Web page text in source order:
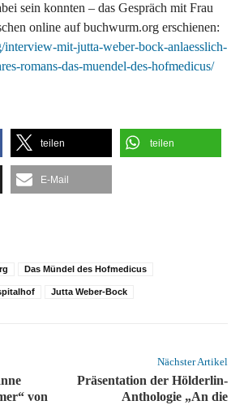
sein konnten – das Gespräch mit Frau
online auf buchwurm.org erschienen:
mit-jutta-weber-bock-anlaesslich-
romans-das-muendel-des-hofmedicus/
teilen teilen
E-Mail
Das Mündel des Hofmedicus
Jutta Weber-Bock
von
Nächster Artikel
Präsentation der Hölderlin-
Anthologie „An die